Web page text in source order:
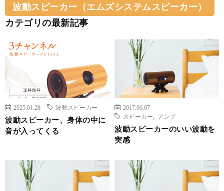
波動スピーカー（エムズシステムスピーカー）
カテゴリの最新記事
2025.01.28 波動スピーカー
波動スピーカー、身体の中に
音が入ってくる
2017.06.07
スピーカー
アンプ
波動スピーカーのいい波動を
実感